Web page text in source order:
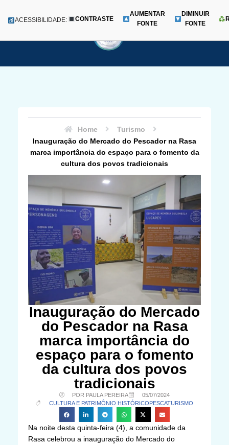
para
Menu
ACESSIBILIDADE: CONTRASTE
AUMENTAR
FONTE
DIMINUIR
FONTE
Home
Turismo
Inauguração do Mercado do Pescador na Rasa
marca importância do espaço para o fomento da
cultura dos povos tradicionais
Inauguração do Mercado
do Pescador na Rasa
marca importância do
espaço para o fomento
da cultura dos povos
tradicionais
POR PAULA PEREIRA
05/07/2024
CULTURA E PATRIMÔNIO HISTÓRICOPESCATURISMO
Na noite desta quinta-feira (4), a comunidade da
Rasa celebrou a inauguração do Mercado do